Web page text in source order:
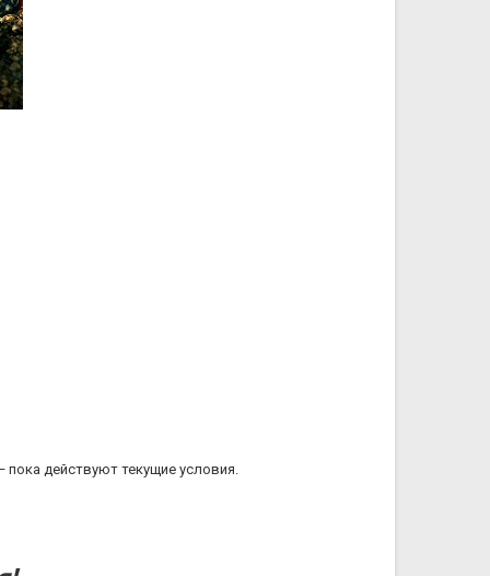
пока действуют текущие условия.